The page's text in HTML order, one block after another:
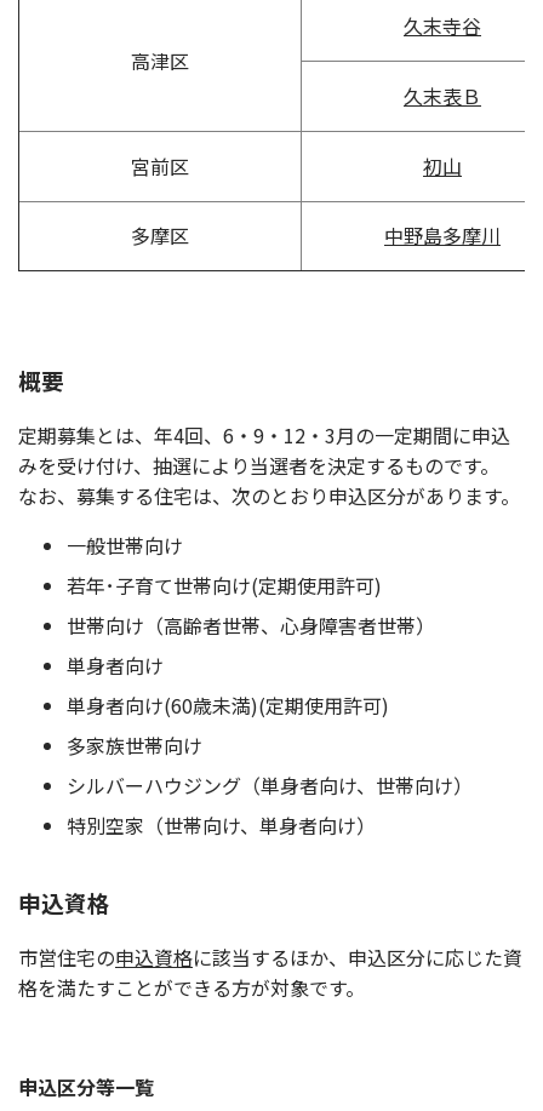
高津区
久末寺谷
久末表Ｂ
宮前区 初山
多摩区 中野島多摩川
概要
定期募集とは、年4回、6・9・12・3月の一定期間に申込
みを受け付け、抽選により当選者を決定するものです。
なお、募集する住宅は、次のとおり申込区分があります。
一般世帯向け
若年･子育て世帯向け(定期使用許可)
世帯向け（高齢者世帯、心身障害者世帯）
単身者向け
単身者向け(60歳未満)(定期使用許可)
多家族世帯向け
シルバーハウジング（単身者向け、世帯向け）
特別空家（世帯向け、単身者向け）
申込資格
市営住宅の申込資格に該当するほか、申込区分に応じた資
格を満たすことができる方が対象です。
申込区分等一覧